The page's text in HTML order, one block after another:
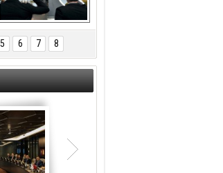
Aliağa'da Polis
Haftası Kutlandı
5 6 7 8